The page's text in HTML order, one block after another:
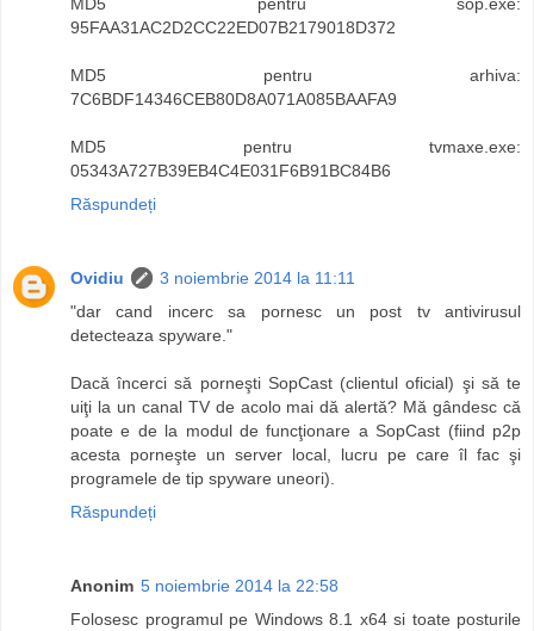
95FAA31AC2D2CC22ED07B2179018D372
MD5 pentru arhiva:
7C6BDF14346CEB80D8A071A085BAAFA9
MD5 pentru tvmaxe.exe:
05343A727B39EB4C4E031F6B91BC84B6
Răspundeți
Ovidiu
3 noiembrie 2014 la 11:11
"dar cand incerc sa pornesc un post tv antivirusul
detecteaza spyware."
Dacă încerci să porneşti SopCast (clientul oficial) şi să te
uiţi la un canal TV de acolo mai dă alertă? Mă gândesc că
poate e de la modul de funcţionare a SopCast (fiind p2p
acesta porneşte un server local, lucru pe care îl fac şi
programele de tip spyware uneori).
Răspundeți
Anonim 5 noiembrie 2014 la 22:58
Folosesc programul pe Windows 8.1 x64 si toate posturile